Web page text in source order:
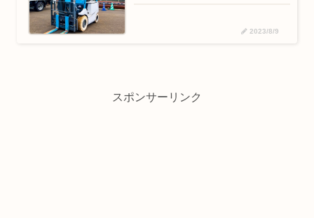
2023/8/9
スポンサーリンク